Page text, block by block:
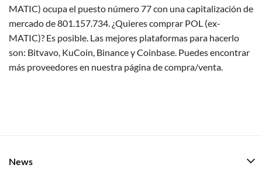
MATIC) ocupa el puesto número 77 con una capitalización de
mercado de 801.157.734. ¿Quieres comprar POL (ex-
MATIC)? Es posible. Las mejores plataformas para hacerlo
son: Bitvavo, KuCoin, Binance y Coinbase. Puedes encontrar
más proveedores en nuestra página de compra/venta.
News